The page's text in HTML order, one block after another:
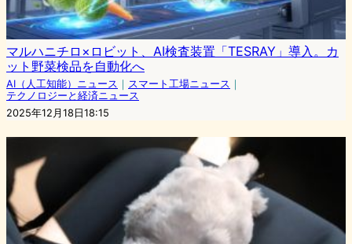
マルハニチロ×ロビット、AI検査装置「TESRAY」導入。カ
ット野菜検品を自動化へ
AI（人工知能）ニュース ｜ スマート工場ニュース ｜
テクノロジーと経済ニュース
2025年12月18日18:15